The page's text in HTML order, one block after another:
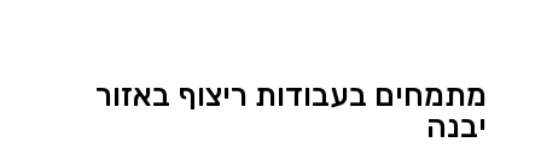
מתמחים בעבודות ריצוף באזור
יבנה